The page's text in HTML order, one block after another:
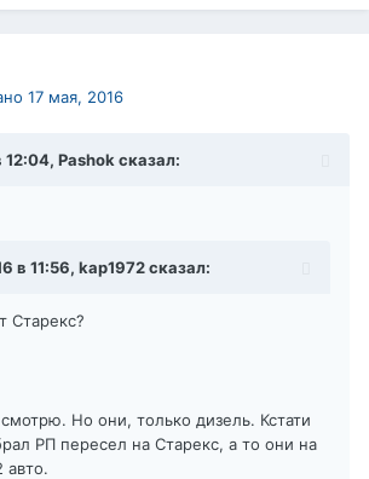
17 мая, 2016
12:04, Pashok сказал:
в 11:56, kap1972 сказал:
Старекс?
Но они, только дизель. Кстати
РП пересел на Старекс, а то они на
авто.